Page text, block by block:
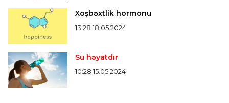
Xoşbəxtlik hormonu
13:28 18.05.2024
Su həyatdır
10:28 15.05.2024